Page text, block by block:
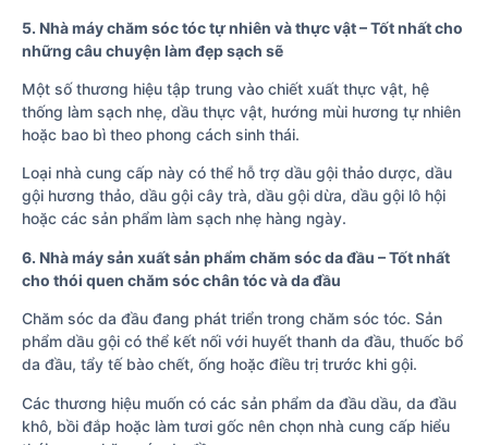
5. Nhà máy chăm sóc tóc tự nhiên và thực vật – Tốt nhất cho
những câu chuyện làm đẹp sạch sẽ
Một số thương hiệu tập trung vào chiết xuất thực vật, hệ
thống làm sạch nhẹ, dầu thực vật, hướng mùi hương tự nhiên
hoặc bao bì theo phong cách sinh thái.
Loại nhà cung cấp này có thể hỗ trợ dầu gội thảo dược, dầu
gội hương thảo, dầu gội cây trà, dầu gội dừa, dầu gội lô hội
hoặc các sản phẩm làm sạch nhẹ hàng ngày.
6. Nhà máy sản xuất sản phẩm chăm sóc da đầu – Tốt nhất
cho thói quen chăm sóc chân tóc và da đầu
Chăm sóc da đầu đang phát triển trong chăm sóc tóc. Sản
phẩm dầu gội có thể kết nối với huyết thanh da đầu, thuốc bổ
da đầu, tẩy tế bào chết, ống hoặc điều trị trước khi gội.
Các thương hiệu muốn có các sản phẩm da đầu dầu, da đầu
khô, bồi đắp hoặc làm tươi gốc nên chọn nhà cung cấp hiểu